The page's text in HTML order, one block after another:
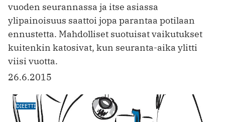
vuoden seurannassa ja itse asiassa
ylipainoisuus saattoi jopa parantaa potilaan
ennustetta. Mahdolliset suotuisat vaikutukset
kuitenkin katosivat, kun seuranta-aika ylitti
viisi vuotta.
26.6.2015
DIEETTI